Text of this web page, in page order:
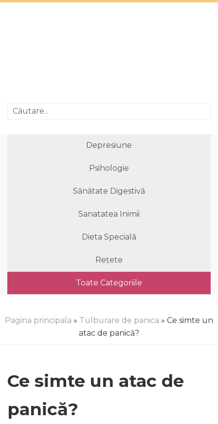
Depresiune
Psihologie
Sănătate Digestivă
Sanatatea Inimii
Dieta Specială
Rețete
Toate Categoriile
Pagina principala » Tulburare de panica » Ce simte un
atac de panică?
Ce simte un atac de
panică?